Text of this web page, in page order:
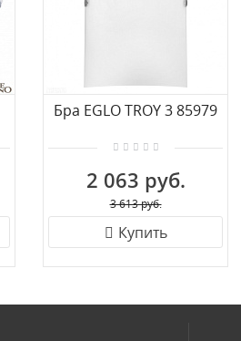
Бра EGLO TROY 3 85979
2 063 руб.
3 613 руб.
Купить